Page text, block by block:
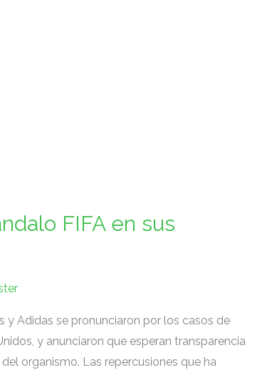
FIFA en sus
y Adidas se pronunciaron por los casos de
y anunciaron que esperan transparencia
organismo. Las repercusiones que ha